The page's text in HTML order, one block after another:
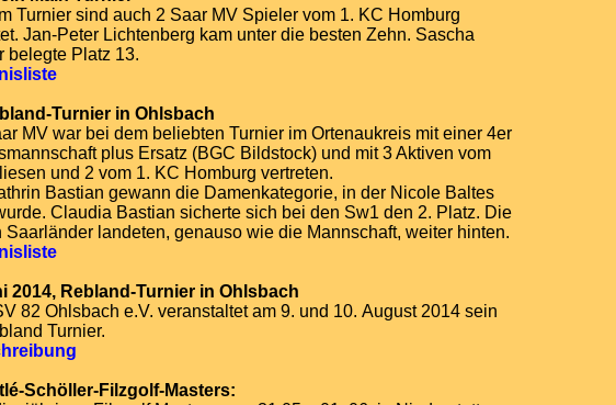
Turnier sind auch 2 Saar MV Spieler vom 1. KC Homburg
Jan-Peter Lichtenberg kam unter die besten Zehn. Sascha
belegte Platz 13.
Turnier in Ohlsbach
MV war bei dem beliebten Turnier im Ortenaukreis mit einer 4er
plus Ersatz (BGC Bildstock) und mit 3 Aktiven vom
und 2 vom 1. KC Homburg vertreten.
Bastian gewann die Damenkategorie, in der Nicole Baltes
Claudia Bastian sicherte sich bei den Sw1 den 2. Platz. Die
Saarländer landeten, genauso wie die Mannschaft, weiter hinten.
2014, Rebland-Turnier in Ohlsbach
82 Ohlsbach e.V. veranstaltet am 9. und 10. August 2014 sein
Turnier.
Schöller-Filzgolf-Masters: